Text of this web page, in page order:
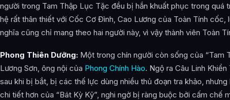
người trong Tam Thập Lục Tặc đều bị hắn khuất phục trong quá
hệ rất thân thiết với Cốc Cơ Đình, Cao Lương của Toàn Tính cốc,
nghĩa cũng chỉ mang theo hai người này, vì vậy thành viên Toàn
Phong Thiên Dưỡng: Một trong chín người còn sống của “Tam
Lương Sơn, ông nội của Phong Chính Hào. Ngộ ra Câu Linh
sau khi bị bắt, bị các thế lực dùng nhiều thủ đoạn tra khảo,
chi tiết hơn của “Bát Kỳ Kỹ”, nghi ngờ bị ràng buộc bởi cấm chế